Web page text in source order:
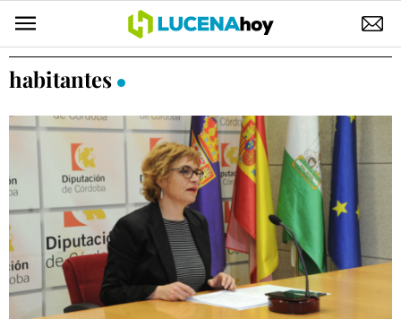
POLÍTICA
SUCESOS
ECONOMÍA
DESARROLLO LOCAL
LUCENA EMPRESAS
habitantes